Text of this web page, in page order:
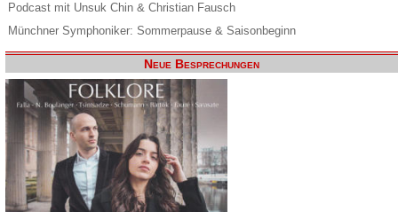
Podcast mit Unsuk Chin & Christian Fausch
Münchner Symphoniker: Sommerpause & Saisonbeginn
Neue Besprechungen